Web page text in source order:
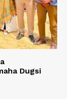
Dugsi